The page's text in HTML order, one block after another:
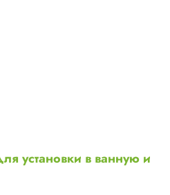
установки в ванную и